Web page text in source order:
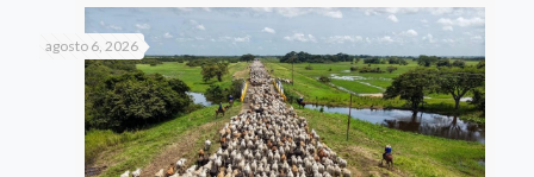
agosto 6, 2026